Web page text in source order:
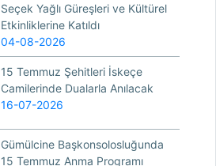
Seçek Yağlı Güreşleri ve Kültürel
Etkinliklerine Katıldı
04-08-2026
15 Temmuz Şehitleri İskeçe
Camilerinde Dualarla Anılacak
16-07-2026
Gümülcine Başkonsolosluğunda
15 Temmuz Anma Programı